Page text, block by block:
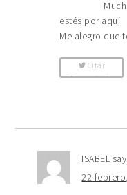
estés por aquí.
Me alegro que
Citar
Comentario
ISABEL
22